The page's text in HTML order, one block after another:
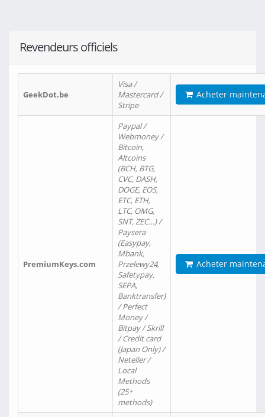
Revendeurs officiels
GeekDot.be
Visa /
Mastercard /
Stripe
Acheter
PremiumKeys.com
Paypal /
Webmoney /
Bitcoin,
Altcoins
(BCH, BTG,
CVC, DASH,
DOGE, EOS,
ETC, ETH,
LTC, OMG,
SNT, ZEC…) /
Paysera
(Easypay,
Mbank,
Przelewy24,
Safetypay,
SEPA,
Banktransfer)
/ Perfect
Money /
Bitpay / Skrill
/ Credit card
(Japan Only) /
Neteller /
Local
Methods
(25+
methods)
Acheter